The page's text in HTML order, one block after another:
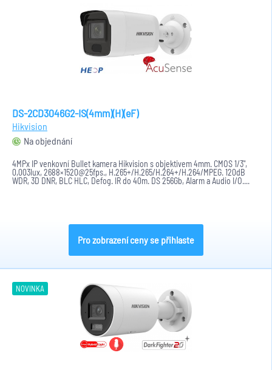
DS-2CD3046G2-IS(4mm)(H)(eF)
Hikvision
Na objednání
4MPx IP venkovní Bullet kamera Hikvision s objektivem 4mm. CMOS 1/3",
0,003lux, 2688×1520@25fps., H.265+/H.265/H.264+/H.264/MPEG. 120dB
WDR, 3D DNR, BLC HLC, Defog. IR do 40m. DS 256Gb, Alarm a Audio I/O....
Pro zobrazení ceny se přihlaste
NOVINKA